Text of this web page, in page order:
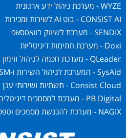
WYZE - מערכת ניהול ידע ארגונית
CONSIST AI - בוט AI לשירות ומכירות
SENDIX - מערכת לשיווק בוואטסאפ
Doxi - מערכת חתימות דיגיטליות
QLeader - מערכת חכמה לניהול וזימון תורים
SysAid - המערכת לניהול השירות ו-ITSM
Consist Cloud - תשתיות ושירותי ענן
PB Digital - מערכת למסמכים דיגיטלים
NAGIX - מערכת להנגשת מסמכים וטפסים